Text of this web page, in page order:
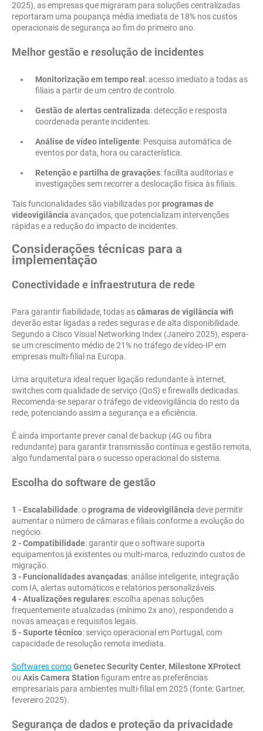
2025), as empresas que migraram para soluções centralizadas
reportaram uma poupança média imediata de 18% nos custos
operacionais de segurança ao fim do primeiro ano.
Melhor gestão e resolução de incidentes
Monitorização em tempo real : acesso imediato a todas as
filiais a partir de um centro de controlo.
Gestão de alertas centralizada: detecção e resposta
coordenada perante incidentes.
Análise de vídeo inteligente: Pesquisa automática de
eventos por data, hora ou característica.
Retenção e partilha de gravações: facilita auditorias e
investigações sem recorrer a deslocação física às filiais.
Tais funcionalidades são viabilizadas porprogramas de
videovigilância avançados, que potencializam intervenções
rápidas e a redução do impacto de incidentes.
Considerações técnicas para a
implementação
Conectividade e infraestrutura de rede
Para garantir fiabilidade, todas ascâmaras de vigilância wifi
deverão estar ligadas a redes seguras e de alta disponibilidade.
Segundo a Cisco Visual Networking Index (Janeiro 2025), espera-
se um crescimento médio de 21% no tráfego de vídeo-IP em
empresas multi-filial na Europa.
Uma arquitetura ideal requer ligação redundante à internet,
switches com qualidade de serviço (QoS) e firewalls dedicadas.
Recomenda-se separar o tráfego de videovigilância do resto da
rede, potenciando assim a segurança e a eficiência.
É ainda importante prever canal de backup (4G ou fibra
redundante) para garantir transmissão contínua e gestão remota,
algo fundamental para o sucesso operacional do sistema.
Escolha do software de gestão
1 - Escalabilidade: oprograma de videovigilância deve permitir
aumentar o número de câmaras e filiais conforme a evolução do
negócio.
2 - Compatibilidade: garantir que o software suporta
equipamentos já existentes ou multi-marca, reduzindo custos de
migração.
3 - Funcionalidades avançadas: análise inteligente, integração
com IA, alertas automáticos e relatórios personalizáveis.
4 - Atualizações regulares: escolha apenas soluções
frequentemente atualizadas (mínimo 2x ano), respondendo a
novas ameaças e requisitos legais.
5 - Suporte técnico: serviço operacional em Portugal, com
capacidade de resolução remota imediata.
Softwares comoGenetec Security Center, Milestone XProtect
ou Axis Camera Station figuram entre as preferências
empresariais para ambientes multi-filial em 2025 (fonte: Gartner,
fevereiro 2025).
Segurança de dados e proteção da privacidade